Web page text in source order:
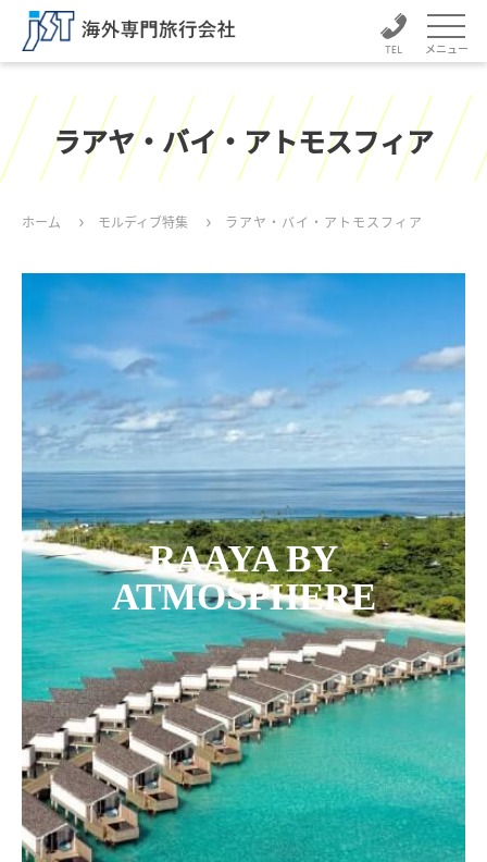
メニュー
ラアヤ・バイ・アトモスフィア
ホーム モルディブ特集 ラアヤ・バイ・アトモスフィア
RAAYA BY
ATMOSPHERE